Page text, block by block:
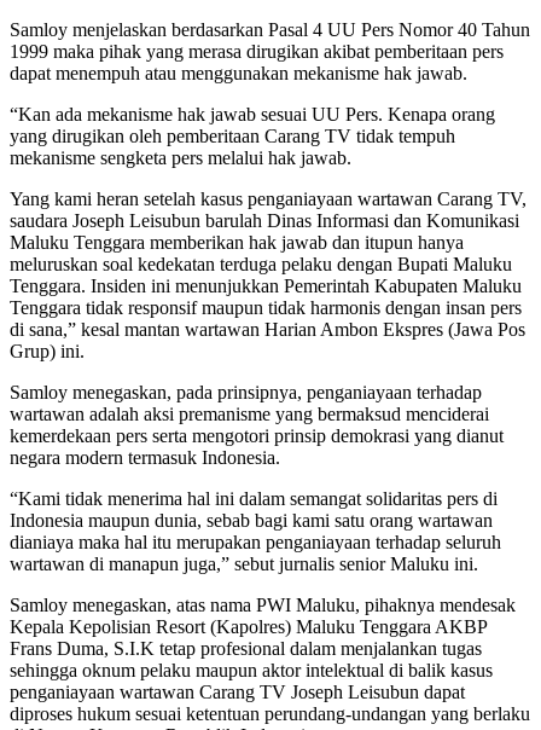
Samloy menjelaskan berdasarkan Pasal 4 UU Pers Nomor 40 Tahun
1999 maka pihak yang merasa dirugikan akibat pemberitaan pers
dapat menempuh atau menggunakan mekanisme hak jawab.
“Kan ada mekanisme hak jawab sesuai UU Pers. Kenapa orang
yang dirugikan oleh pemberitaan Carang TV tidak tempuh
mekanisme sengketa pers melalui hak jawab.
Yang kami heran setelah kasus penganiayaan wartawan Carang TV,
saudara Joseph Leisubun barulah Dinas Informasi dan Komunikasi
Maluku Tenggara memberikan hak jawab dan itupun hanya
meluruskan soal kedekatan terduga pelaku dengan Bupati Maluku
Tenggara. Insiden ini menunjukkan Pemerintah Kabupaten Maluku
Tenggara tidak responsif maupun tidak harmonis dengan insan pers
di sana,” kesal mantan wartawan Harian Ambon Ekspres (Jawa Pos
Grup) ini.
Samloy menegaskan, pada prinsipnya, penganiayaan terhadap
wartawan adalah aksi premanisme yang bermaksud menciderai
kemerdekaan pers serta mengotori prinsip demokrasi yang dianut
negara modern termasuk Indonesia.
“Kami tidak menerima hal ini dalam semangat solidaritas pers di
Indonesia maupun dunia, sebab bagi kami satu orang wartawan
dianiaya maka hal itu merupakan penganiayaan terhadap seluruh
wartawan di manapun juga,” sebut jurnalis senior Maluku ini.
Samloy menegaskan, atas nama PWI Maluku, pihaknya mendesak
Kepala Kepolisian Resort (Kapolres) Maluku Tenggara AKBP
Frans Duma, S.I.K tetap profesional dalam menjalankan tugas
sehingga oknum pelaku maupun aktor intelektual di balik kasus
penganiayaan wartawan Carang TV Joseph Leisubun dapat
diproses hukum sesuai ketentuan perundang-undangan yang berlaku